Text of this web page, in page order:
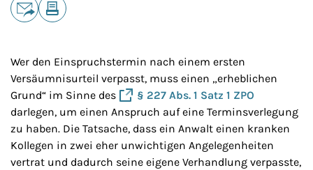
Wer den Einspruchstermin nach einem ersten
Versäumnisurteil verpasst, muss einen „erheblichen
Grund“ im Sinne des
§ 227 Abs. 1 Satz 1 ZPO
darlegen, um einen Anspruch auf eine Terminsverlegung
zu haben. Die Tatsache, dass ein Anwalt einen kranken
Kollegen in zwei eher unwichtigen Angelegenheiten
vertrat und dadurch seine eigene Verhandlung verpasste,